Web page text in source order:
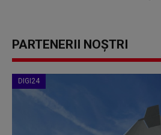
PARTENERII NOȘTRI
DIGI24